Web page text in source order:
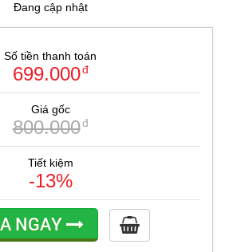
Đang cập nhật
Số tiền thanh toán
699.000đ
Giá gốc
800.000đ
Tiết kiệm
-13%
NGAY